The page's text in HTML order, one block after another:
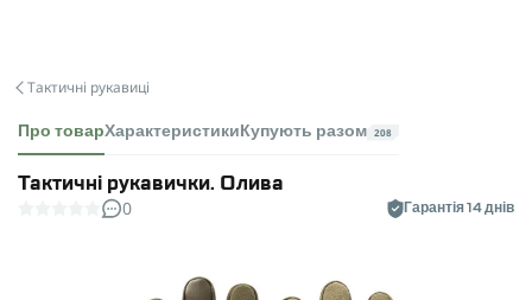
Тактичні рукавиці
Про товарХарактеристики Купують разом 208
Тактичні рукавички. Олива
0 Гарантія 14 днів